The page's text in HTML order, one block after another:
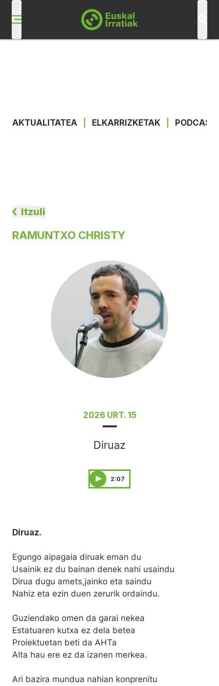
AKTUALITATEA ELKARRIZKETAK
Itzuli
RAMUNTXO CHRISTY
2026 URT. 15
Diruaz
2:07
Diruaz.
Egungo aipagaia diruak eman du
Usainik ez du bainan denek nahi usaindu
Dirua dugu amets,jainko eta saindu
Nahiz eta ezin duen zerurik ordaindu.
Guziendako omen da garai nekea
Estatuaren kutxa ez dela betea
Proiektuetan beti da AHTa
Alta hau ere ez da izanen merkea.
Ari bazira mundua nahian konprenitu